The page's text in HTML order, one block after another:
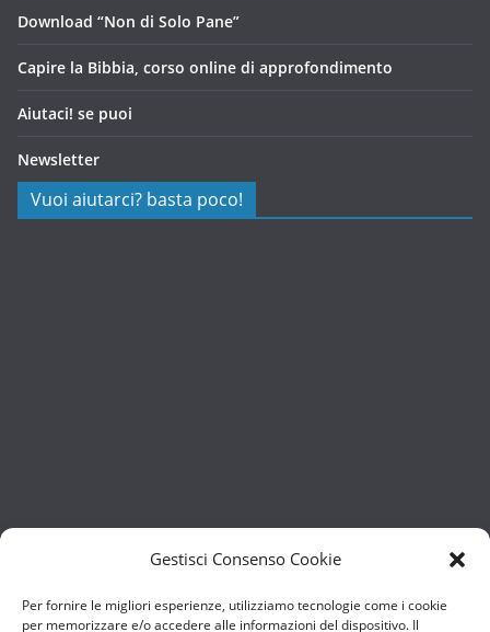
Gestisci Consenso Cookie
Per fornire le migliori esperienze, utilizziamo tecnologie come i cookie
per memorizzare e/o accedere alle informazioni del dispositivo. Il
Download “Non di Solo Pane”
Capire la Bibbia, corso online di approfondimento
Aiutaci! se puoi
Newsletter
Vuoi aiutarci? basta poco!